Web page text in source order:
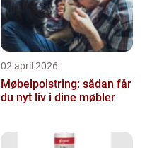
02 april 2026
Møbelpolstring: sådan får
du nyt liv i dine møbler